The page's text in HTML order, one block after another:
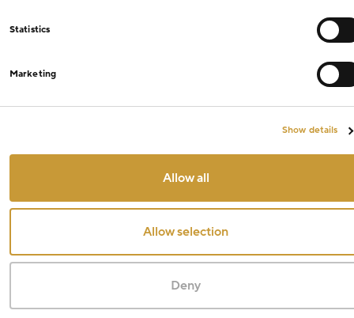
Statistics
Marketing
Show details
Allow all
Allow selection
Deny